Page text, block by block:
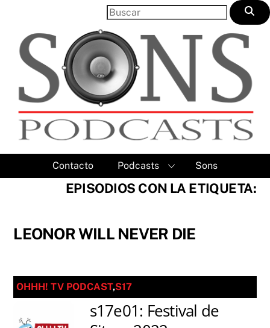
content
Contacto Podcasts Sons
EPISODIOS CON LA ETIQUETA:
LEONOR WILL NEVER DIE
OHHH! TV PODCAST,S17
s17e01: Festival de